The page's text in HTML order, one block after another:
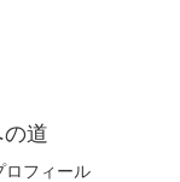
道
ロフィール